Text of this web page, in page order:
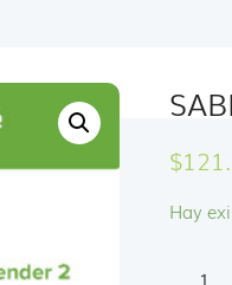
$
Hay
SABER